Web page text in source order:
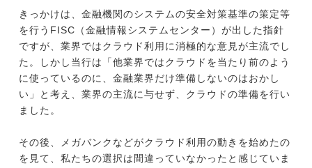
きっかけは、金融機関のシステムの安全対策基準の策定等
を行うFISC（金融情報システムセンター）が出した指針
ですが、業界ではクラウド利用に消極的な意見が主流でし
た。しかし当行は「他業界ではクラウドを当たり前のよう
に使っているのに、金融業界だけ準備しないのはおかし
い」と考え、業界の主流に与せず、クラウドの準備を行い
ました。
その後、メガバンクなどがクラウド利用の動きを始めたの
を見て、私たちの選択は間違っていなかったと感じていま